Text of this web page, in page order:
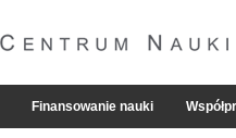
Finansowanie nauki